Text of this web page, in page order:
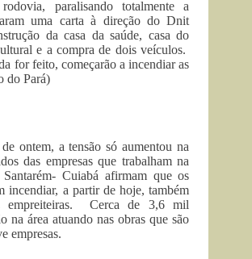
paralisando totalmente a
uma carta à direção do Dnit
da casa da saúde, casa do
e a compra de dois veículos.
for feito, começarão a incendiar as
do Pará)
ontem, a tensão só aumentou na
das empresas que trabalham na
Santarém- Cuiabá afirmam que os
incendiar, a partir de hoje, também
empreiteiras. Cerca de 3,6 mil
na área atuando nas obras que são
empresas.